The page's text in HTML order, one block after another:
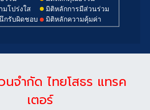
มโปร่งใส
มิติหลักการมีส่วนร่วม
กรับผิดชอบ
มิติหลักความคุ้มค่า
นจำกัด ไทยโสธร แทรค
เตอร์